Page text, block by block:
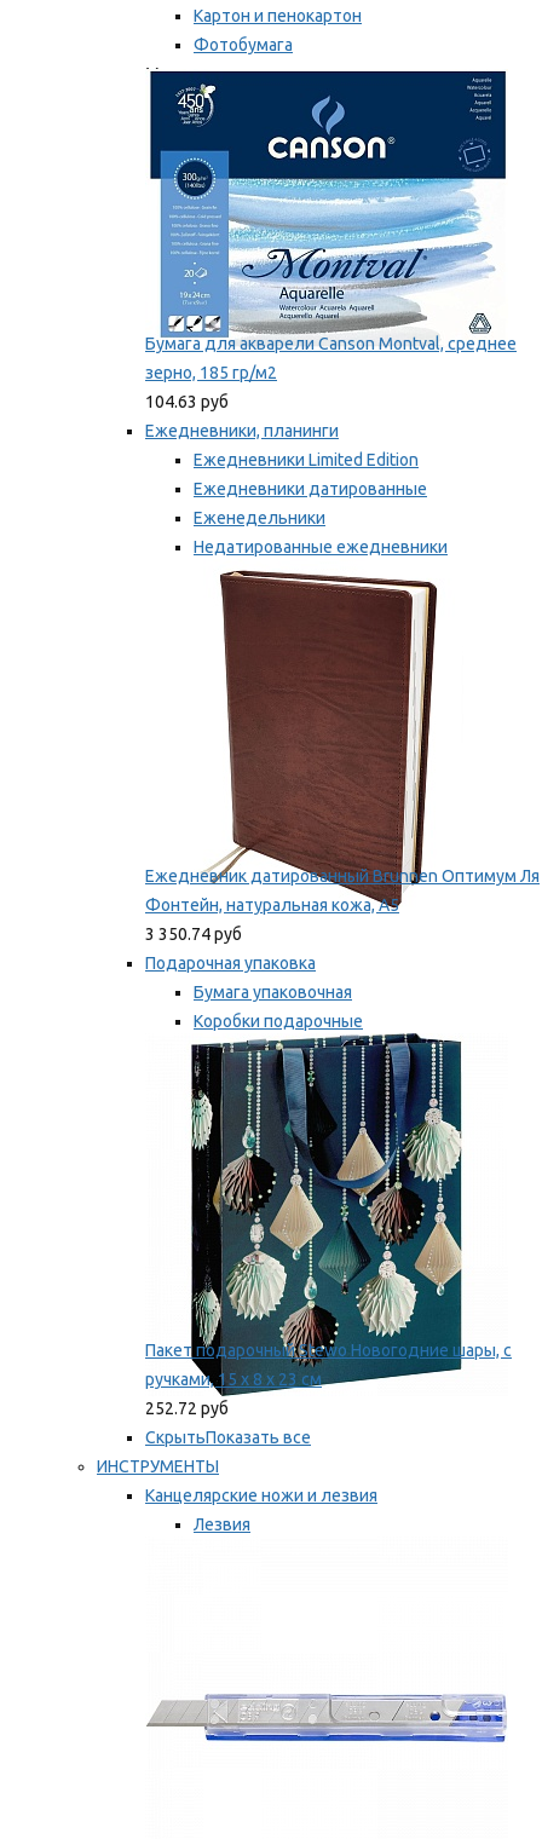
Картон и пенокартон
Фотобумага
Мы рекомендуем
Бумага для акварели Canson Montval, среднее
зерно, 185 гр/м2
104.63 руб
Ежедневники, планинги
Ежедневники Limited Edition
Ежедневники датированные
Еженедельники
Недатированные ежедневники
Планинги
Мы рекомендуем
Ежедневник датированный Brunnen Оптимум Ля
Фонтейн, натуральная кожа, А5
3 350.74 руб
Подарочная упаковка
Бумага упаковочная
Коробки подарочные
Ленты, бобины
Мы рекомендуем
Пакет подарочный Stewo Новогодние шары, с
ручками, 15 х 8 х 23 см
252.72 руб
СкрытьПоказать все
ИНСТРУМЕНТЫ
Канцелярские ножи и лезвия
Лезвия